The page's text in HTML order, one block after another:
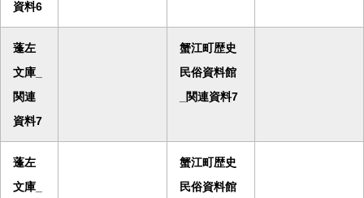
資料6
蓬左
文庫_
関連
資料7
蟹江町歴史
民俗資料館
_関連資料7
蓬左
文庫_
蟹江町歴史
民俗資料館